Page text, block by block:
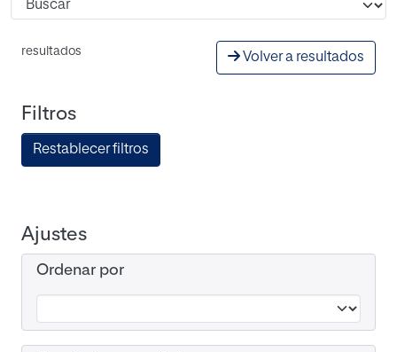
resultados Volver a resultados
Filtros
Restablecer filtros
Ajustes
Ordenar por